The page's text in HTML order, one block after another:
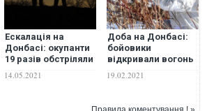
Ескалація на
Донбасі: окупанти
19 разів обстріляли
один захисник
14.05.2021
Доба на Донбасі:
бойовики
відкривали вогонь
Південного та
19.02.2021